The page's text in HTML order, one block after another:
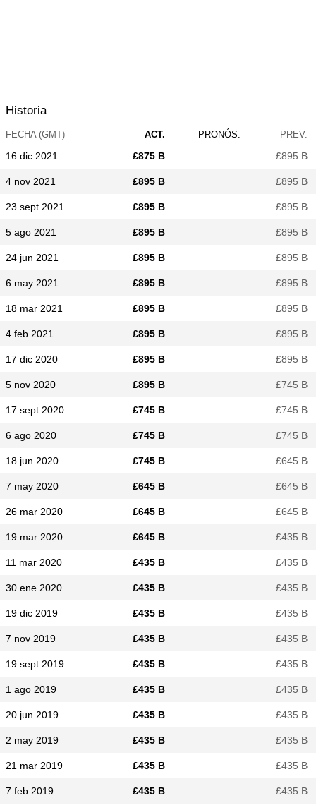
Historia
FECHA (GMT) ACT. PRONÓS. PREV.
16 dic 2021 £​875 B £​895 B
4 nov 2021 £​895 B £​895 B
23 sept 2021 £​895 B £​895 B
5 ago 2021 £​895 B £​895 B
24 jun 2021 £​895 B £​895 B
6 may 2021 £​895 B £​895 B
18 mar 2021 £​895 B £​895 B
4 feb 2021 £​895 B £​895 B
17 dic 2020 £​895 B £​895 B
5 nov 2020 £​895 B £​745 B
17 sept 2020 £​745 B £​745 B
6 ago 2020 £​745 B £​745 B
18 jun 2020 £​745 B £​645 B
7 may 2020 £​645 B £​645 B
26 mar 2020 £​645 B £​645 B
19 mar 2020 £​645 B £​435 B
11 mar 2020 £​435 B £​435 B
30 ene 2020 £​435 B £​435 B
19 dic 2019 £​435 B £​435 B
7 nov 2019 £​435 B £​435 B
19 sept 2019 £​435 B £​435 B
1 ago 2019 £​435 B £​435 B
20 jun 2019 £​435 B £​435 B
2 may 2019 £​435 B £​435 B
21 mar 2019 £​435 B £​435 B
7 feb 2019 £​435 B £​435 B